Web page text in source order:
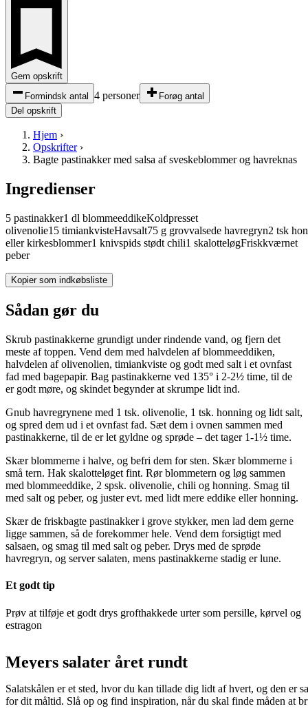
Gem opskrift
Formindsk antal
4 personer
Forøg antal
Del opskrift
Hjem ›
Opskrifter›
Bagte pastinakker med salsa af sveskeblommer og havreknas
Ingredienser
5 pastinakker1 dl blommeeddikeKoldpresset
olivenolie15 timiankvisteHavsalt75 g grovvalsede havregryn2 tsk
eller kirkesblommer1 knivspids stødt chili1 skalotteløgFriskkværnet
peber
Kopier som indkøbsliste
Sådan gør du
Skrub pastinakkerne grundigt under rindende vand, og fjern det
meste af toppen. Vend dem med halvdelen af blommeeddiken,
halvdelen af olivenolien, timiankviste og godt med salt i et ovnfast
fad med bagepapir. Bag pastinakkerne ved 135° i 2-2½ time, til de
er godt møre, og skindet begynder at skrumpe lidt ind.
Gnub havregrynene med 1 tsk. olivenolie, 1 tsk. honning og lidt salt,
og spred dem ud i et ovnfast fad. Sæt dem i ovnen sammen med
pastinakkerne, til de er let gyldne og sprøde – det tager 1-1½ time.
Skær blommerne i halve, og befri dem for sten. Skær blommerne i
små tern. Hak skalotteløget fint. Rør blommetern og løg sammen
med blommeeddike, 2 spsk. olivenolie, chili og honning. Smag til
med salt og peber, og juster evt. med lidt mere eddike eller honning.
Skær de friskbagte pastinakker i grove stykker, men lad dem gerne
ligge sammen, så de forekommer hele. Vend dem forsigtigt med
salsaen, og smag til med salt og peber. Drys med de sprøde
havregryn, og server salaten, mens pastinakkerne stadig er lune.
Et godt tip
Prøv at tilføje et godt drys grofthakkede urter som persille, kørvel og
estragon
Meyers salater året rundt
Salatskålen er et sted, hvor du kan tillade dig lidt af hvert, og den er
for dit måltid. Slå op og find inspiration, når du skal finde måden at